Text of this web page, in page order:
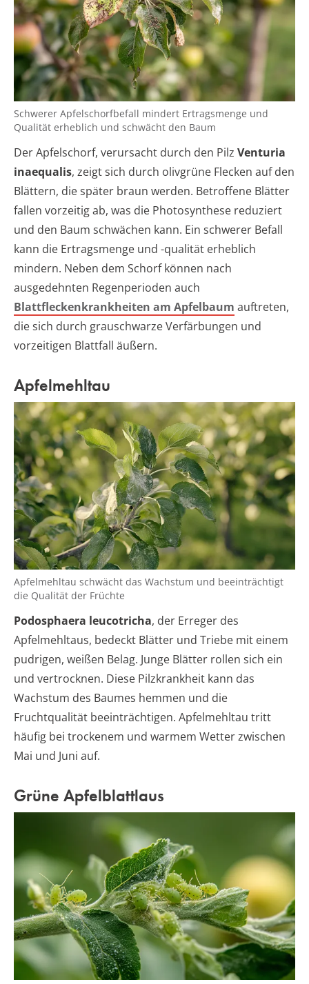
Schwerer Apfelschorfbefall mindert Ertragsmenge und
Qualität erheblich und schwächt den Baum
Der Apfelschorf, verursacht durch den Pilz Venturia
inaequalis, zeigt sich durch olivgrüne Flecken auf den
Blättern, die später braun werden. Betroffene Blätter
fallen vorzeitig ab, was die Photosynthese reduziert
und den Baum schwächen kann. Ein schwerer Befall
kann die Ertragsmenge und -qualität erheblich
mindern. Neben dem Schorf können nach
ausgedehnten Regenperioden auch
Blattfleckenkrankheiten am Apfelbaum auftreten,
die sich durch grauschwarze Verfärbungen und
vorzeitigen Blattfall äußern.
Apfelmehltau
Apfelmehltau schwächt das Wachstum und beeinträchtigt
die Qualität der Früchte
Podosphaera leucotricha, der Erreger des
Apfelmehltaus, bedeckt Blätter und Triebe mit einem
pudrigen, weißen Belag. Junge Blätter rollen sich ein
und vertrocknen. Diese Pilzkrankheit kann das
Wachstum des Baumes hemmen und die
Fruchtqualität beeinträchtigen. Apfelmehltau tritt
häufig bei trockenem und warmem Wetter zwischen
Mai und Juni auf.
Grüne Apfelblattlaus